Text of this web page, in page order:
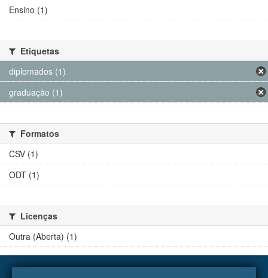
Ensino (1)
Etiquetas
diplomados (1)
graduação (1)
Formatos
CSV (1)
ODT (1)
Licenças
Outra (Aberta) (1)